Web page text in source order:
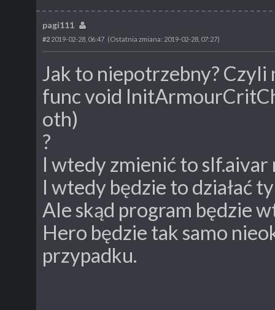
pagi111
#2 2019-02-28, 06:47 (Ostatnia zmiana: 2019-02-28, 07:27)
Jak to niepotrzebny?
func void
oth)
?
I wtedy zmienić to slf.aivar
I wtedy będzie to działać
Ale skąd program będzie
Hero będzie tak samo
przypadku.